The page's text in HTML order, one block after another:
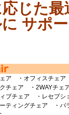
じた最
サポ
ェア ・オフィスチェ
クチェア ・2WAYチ
ブチェア ・レセプシ
ティングチェア ・バ